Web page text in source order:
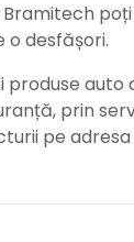
o desfășori.
produse
prin
pe